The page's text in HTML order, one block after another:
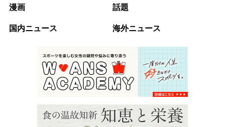
漫画 話題
国内ニュース 海外ニュース